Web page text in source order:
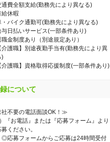
費全額支給(勤務先により異なる)
休暇
バイク通勤可(勤務先により異なる)
日払いサービス(一部条件あり)
金制度あり（別途規定あり）
護職】別途夜勤手当有(勤務先により異
)
護職】資格取得応援制度(一部条件あり)
について
不要の電話面談OK！≫
）『お電話』または『応募フォーム』より
募ください。
募フォームからご応募は24時間受付